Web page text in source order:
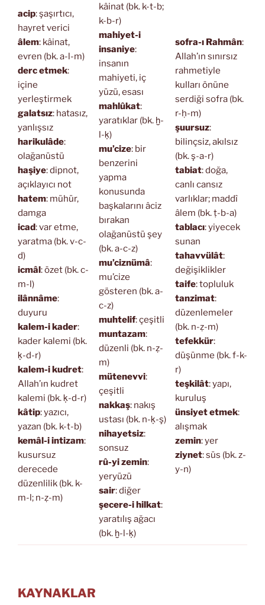
acip: şaşırtıcı,
hayret verici
âlem: kâinat,
evren (bk. a-l-m)
derc etmek:
içine
yerleştirmek
galatsız: hatasız,
yanlışsız
harikulâde:
olağanüstü
haşiye: dipnot,
açıklayıcı not
hatem: mühür,
damga
icad: var etme,
yaratma (bk. v-c-
d)
icmâl: özet (bk. c-
m-l)
ilânnâme:
duyuru
kalem-i kader:
kader kalemi (bk.
ḳ-d-r)
kalem-i kudret:
Allah’ın kudret
kalemi (bk. ḳ-d-r)
kâtip: yazıcı,
yazan (bk. k-t-b)
kemâl-i intizam:
kusursuz
derecede
düzenlilik (bk. k-
m-l; n-ẓ-m)
kâinat (bk. k-t-b;
k-b-r)
mahiyet-i
insaniye:
insanın
mahiyeti, iç
yüzü, esası
mahlûkat:
yaratıklar (bk. ḫ-
l-ḳ)
mu’cize: bir
benzerini
yapma
konusunda
başkalarını âciz
bırakan
olağanüstü şey
(bk. a-c-z)
mu’ciznümâ:
mu’cize
gösteren (bk. a-
c-z)
muhtelif: çeşitli
muntazam:
düzenli (bk. n-ẓ-
m)
mütenevvi:
çeşitli
nakkaş: nakış
ustası (bk. n-ḳ-ş)
nihayetsiz:
sonsuz
rû-yi zemin:
yeryüzü
sair: diğer
şecere-i hilkat:
yaratılış ağacı
(bk. ḫ-l-ḳ)
sofra-ı Rahmân:
Allah’ın sınırsız
rahmetiyle
kulları önüne
serdiği sofra (bk.
r-ḥ-m)
şuursuz:
bilinçsiz, akılsız
(bk. ş-a-r)
tabiat: doğa,
canlı cansız
varlıklar; maddî
âlem (bk. ṭ-b-a)
tablacı: yiyecek
sunan
tahavvülât:
değişiklikler
taife: topluluk
tanzimat:
düzenlemeler
(bk. n-ẓ-m)
tefekkür:
düşünme (bk. f-k-
r)
teşkilât: yapı,
kuruluş
ünsiyet etmek:
alışmak
zemin: yer
ziynet: süs (bk. z-
y-n)
KAYNAKLAR